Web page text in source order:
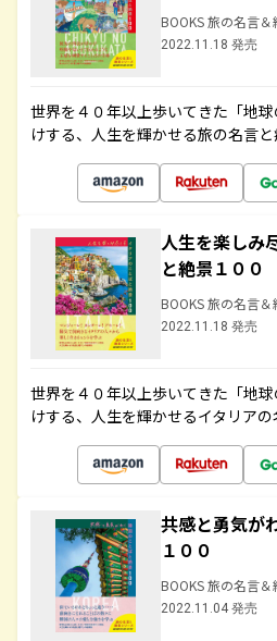
BOOKS 旅の名言＆
2022.11.18 発売
世界を４０年以上歩いてきた「地
けする、人生を輝かせる旅の名言
人生を楽しみ
と絶景１００
BOOKS 旅の名言＆
2022.11.18 発売
世界を４０年以上歩いてきた「地
けする、人生を輝かせるイタリア
共感と勇気が
１００
BOOKS 旅の名言＆
2022.11.04 発売